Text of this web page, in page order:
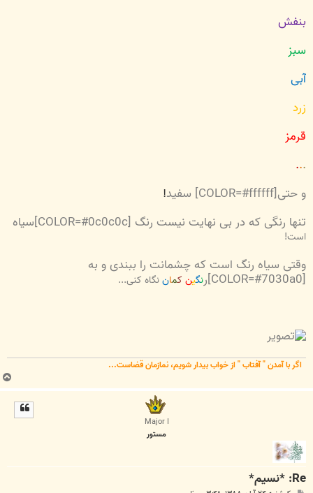
بنفش
سبز
آبی
زرد
قرمز
.
.
و حتی[COLOR=#ffffff] سفید
!
تنها رنگی که در بی نهایت نیست رنگ [COLOR=#0c0c0c]سیاه
است!
وقتی سیاه رنگ است که چشمانت را ببندی و به
نگین کماننگاه کنی...
اگر با آمدن " آفتاب " از خواب بیدار شویم، نمازمان قضاست...
ب
ا
Major I
مستور
Re: *نسیم*